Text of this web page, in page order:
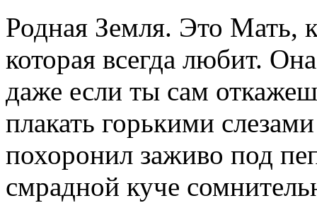
Родная Земля. Это Мать,
которая всегда любит.
даже если ты сам
плакать горькими
похоронил заживо под
смрадной куче